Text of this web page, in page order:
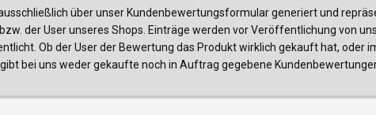
über unser Kundenbewertungsformular generiert und
der User unseres Shops. Einträge werden vor Veröffentlichung von
Ob der User der Bewertung das Produkt wirklich gekauft hat, oder
bei uns weder gekaufte noch in Auftrag gegebene